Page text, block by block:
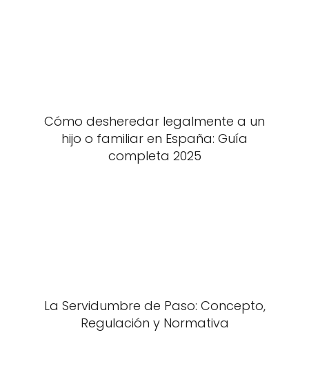
Cómo desheredar legalmente a un
hijo o familiar en España: Guía
completa 2025
La Servidumbre de Paso: Concepto,
Regulación y Normativa